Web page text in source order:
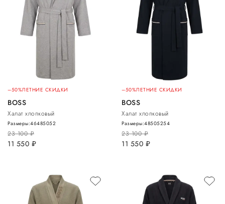
–50%ЛЕТНИЕ СКИДКИ
BOSS
Халат хлопковый
23 100руб.
11 550 руб.
Размеры:46485052
–50%ЛЕТНИЕ СКИДКИ
BOSS
Халат хлопковый
23 100руб.
11 550 руб.
Размеры:48505254